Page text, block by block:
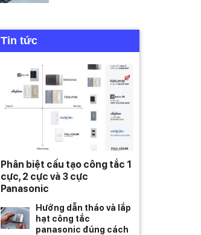
Tin tức
Phân biệt cấu tạo công tắc 1
cực, 2 cực và 3 cực
Panasonic
Hướng dẫn tháo và lắp
hạt công tắc
panasonic đúng cách